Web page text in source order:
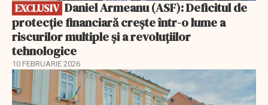
EXCLUSIV
protecție financiară crește într-o lume a
riscurilor multiple și a revoluțiilor
tehnologice
10 FEBRUARIE 2026